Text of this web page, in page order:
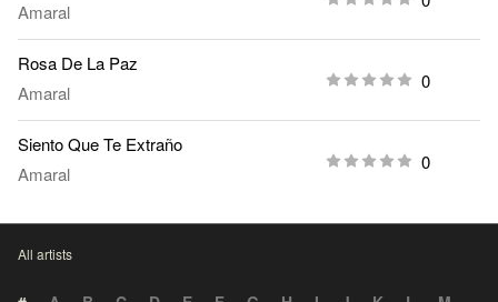
Amaral
Rosa De La Paz
Amaral
0
Siento Que Te Extraño
Amaral
0
All artists